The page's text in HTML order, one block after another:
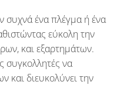
συχνά ένα πλέγμα ή ένα
εύκολη την
και εξαρτημάτων.
συγκολλητές να
και διευκολύνει την